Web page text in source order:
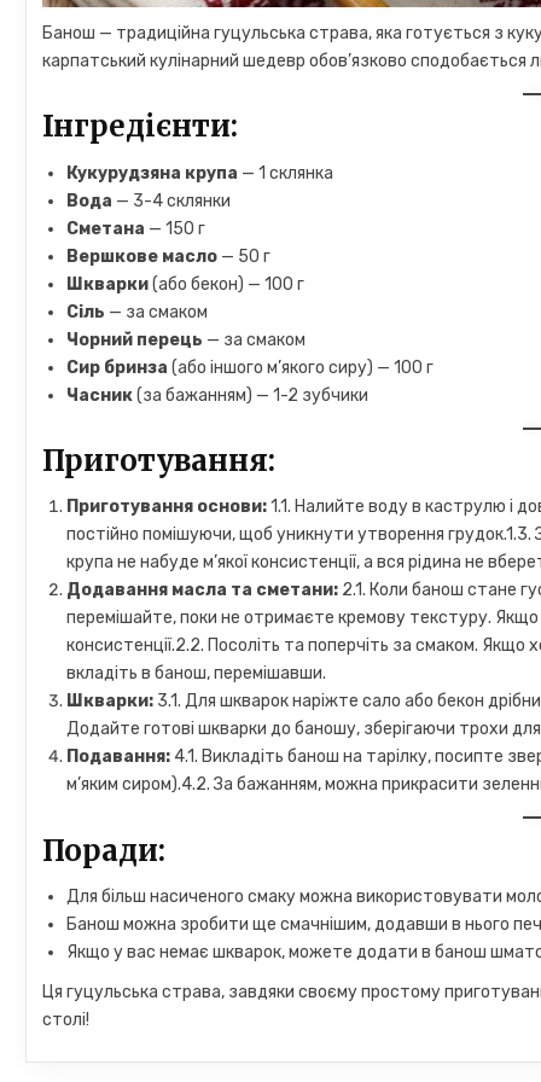
Банош — традиційна гуцульська страва, яка готується з
карпатський кулінарний шедевр обов’язково сподобається
Інгредієнти:
Кукурудзяна крупа — 1 склянка
Вода — 3-4 склянки
Сметана — 150 г
Вершкове масло — 50 г
Шкварки(або бекон) — 100 г
Сіль — за смаком
Чорний перець — за смаком
Сир бринза (або іншого м’якого сиру) — 100 г
Часник(за бажанням) — 1-2 зубчики
Приготування:
Приготування основи:1.1. Налийте воду в каструлю і
постійно помішуючи, щоб уникнути утворення грудок.1.3.
крупа не набуде м’якої консистенції, а вся рідина не
Додавання масла та сметани: 2.1. Коли банош стане
перемішайте, поки не отримаєте кремову текстуру.
консистенції.2.2. Посоліть та поперчіть за смаком. Якщо
вкладіть в банош, перемішавши.
Шкварки: 3.1. Для шкварок наріжте сало або бекон
Додайте готові шкварки до баношу, зберігаючи трохи для
Подавання: 4.1. Викладіть банош на тарілку, посипте
м’яким сиром).4.2. За бажанням, можна прикрасити
Поради:
Для більш насиченого смаку можна використовувати
Банош можна зробити ще смачнішим, додавши в нього
Якщо у вас немає шкварок, можете додати в банош
Ця гуцульська страва, завдяки своєму простому
столі!